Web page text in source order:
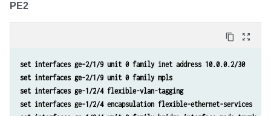
set protocols mpls label-switched-path PE1-to-PE2 to 10.255.237.18
set protocols mpls interface fxp0.0 disable
set protocols bgp group ibgp type internal
set protocols bgp group ibgp local-address 10.255.169.37
set protocols bgp group ibgp family evpn signaling
PE2
content_copy zoom_out_map
set interfaces ge-2/1/9 unit 0 family inet address 10.0.0.2/30
set interfaces ge-2/1/9 unit 0 family mpls
set interfaces ge-1/2/4 flexible-vlan-tagging
set interfaces ge-1/2/4 encapsulation flexible-ethernet-services